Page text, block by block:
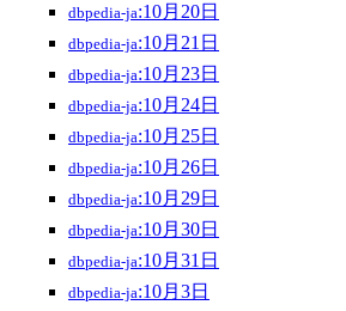
dbpedia-ja:10月20日
dbpedia-ja:10月21日
dbpedia-ja:10月23日
dbpedia-ja:10月24日
dbpedia-ja:10月25日
dbpedia-ja:10月26日
dbpedia-ja:10月29日
dbpedia-ja:10月30日
dbpedia-ja:10月31日
dbpedia-ja:10月3日